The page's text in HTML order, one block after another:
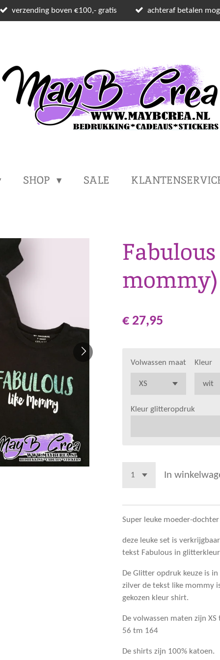
verzending boven €100,- gratis achteraf betalen
SHOP SALE
mommy)
€ 27,95
Volwassen maat Kleur
Kleur glitteropdruk
In
Super leuke moeder-
deze leuke set is
tekst Fabulous in
De Glitter opdruk keuze is
zilver de tekst like mommy
gekozen kleur shirt.
De volwassen maten zijn
56 tm 164
De shirts zijn 100% katoen.